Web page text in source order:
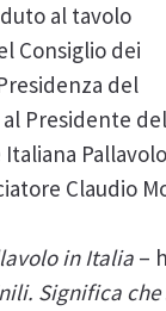
al tavolo
Consiglio dei
del
Presidente
Claudio
in Italia –
Significa